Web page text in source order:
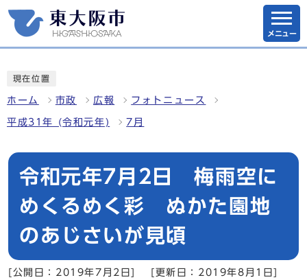
メニュー
現在位置
ホーム 市政 広報 フォトニュース
平成31年 (令和元年) 7月
令和元年7月2日 梅雨空に
めくるめく彩 ぬかた園地
のあじさいが見頃
[公開日：2019年7月2日]
[更新日：2019年8月1日]